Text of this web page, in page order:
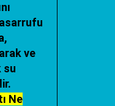
ve
su
Ne